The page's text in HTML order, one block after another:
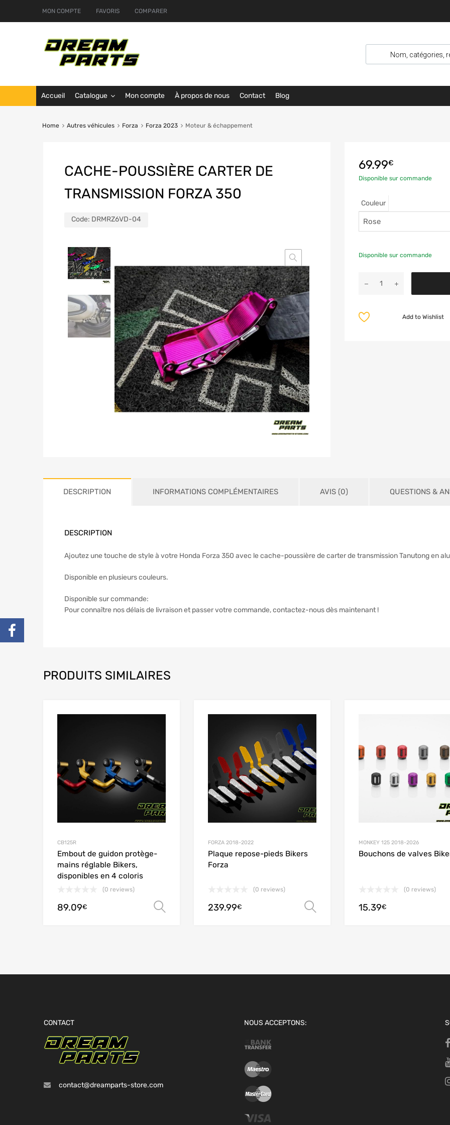
MON COMPTE FAVORIS COMPARER
Accueil Catalogue Mon compte À propos de nous Contact Blog
Home Autres véhicules Forza Forza 2023 Moteur & échappement
CACHE-POUSSIÈRE CARTER DE
TRANSMISSION FORZA 350
Code: DRMRZ6VD-04
69.99€
Disponible sur commande
Couleur
Disponible sur commande
Add to Wishlist
DESCRIPTION INFORMATIONS COMPLÉMENTAIRES AVIS (0) QUESTIONS &
DESCRIPTION
Ajoutez une touche de style à votre Honda Forza 350 avec le cache-poussière de carter de transmission Tanutong en
Disponible en plusieurs couleurs.
Disponible sur commande:
Pour connaître nos délais de livraison et passer votre commande, contactez-nous dès maintenant !
PRODUITS SIMILAIRES
Add to Compare
CB125R
Embout de guidon protège-
mains réglable Bikers,
disponibles en 4 coloris
(0 reviews)
89.09€ Choix des options
Add to Compare
FORZA 2018-2022
Plaque repose-pieds Bikers
Forza
(0 reviews)
239.99€ Choix des options
MONKEY 125 2018-2026
Bouchons de valves
(0 reviews)
15.39€
CONTACT
contact@dreamparts-store.com
NOUS ACCEPTONS: